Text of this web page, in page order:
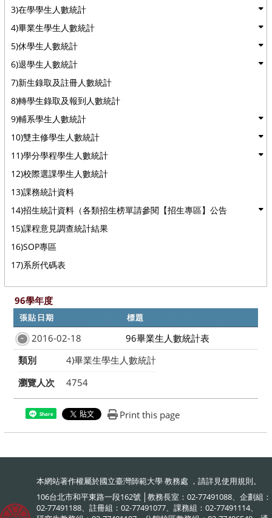
3)在學學生人數統計
4)畢業生學生人數統計
5)休學生人數統計
6)退學生人數統計
7)新生錄取及註冊人數統計
8)轉學生錄取及報到人數統計
9)輔系學生人數統計
10)雙主修學生人數統計
11)學分學程學生人數統計
12)校際選課學生人數統計
13)課務統計資料
14)招生統計資料（各類招生榜單請參閱【招生專區】公告
15)課程意見調查統計結果
16)SOP專區
17)系所代碼表
96學年度
張貼日期 標題
2016-02-18
96畢業生人數統計表
類別
4)畢業生學生人數統計
瀏覽人次
4754
Share Print this page
本網站著作權屬於國立臺灣師範大學 教務處 ，請詳見使用規則。
106台北市和平東路一段162號 │教務長室：02-77491088、企劃組：
02-77491188、註冊組：02-77491077、課務組：02-77491114、